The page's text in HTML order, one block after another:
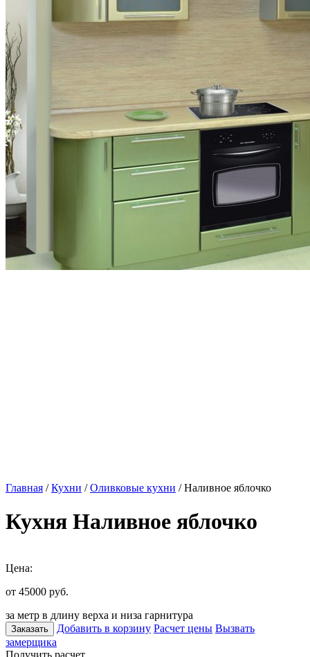
Главная /Кухни /Оливковые кухни / Наливное яблочко
Кухня Наливное яблочко
Цена:
от 45000 руб.
за метр в длину верха и низа гарнитура
Заказать Добавить в корзину Расчет цены Вызвать
замерщика
Получить расчет